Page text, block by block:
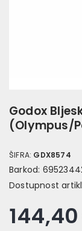
Godox
(Olympus/
ŠIFRA: GDX8574
Barkod:
Dostupnost